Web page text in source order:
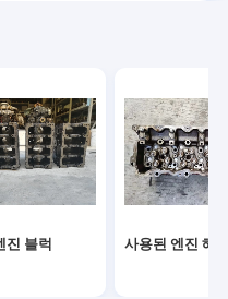
진 블럭 사용된 엔진 헤